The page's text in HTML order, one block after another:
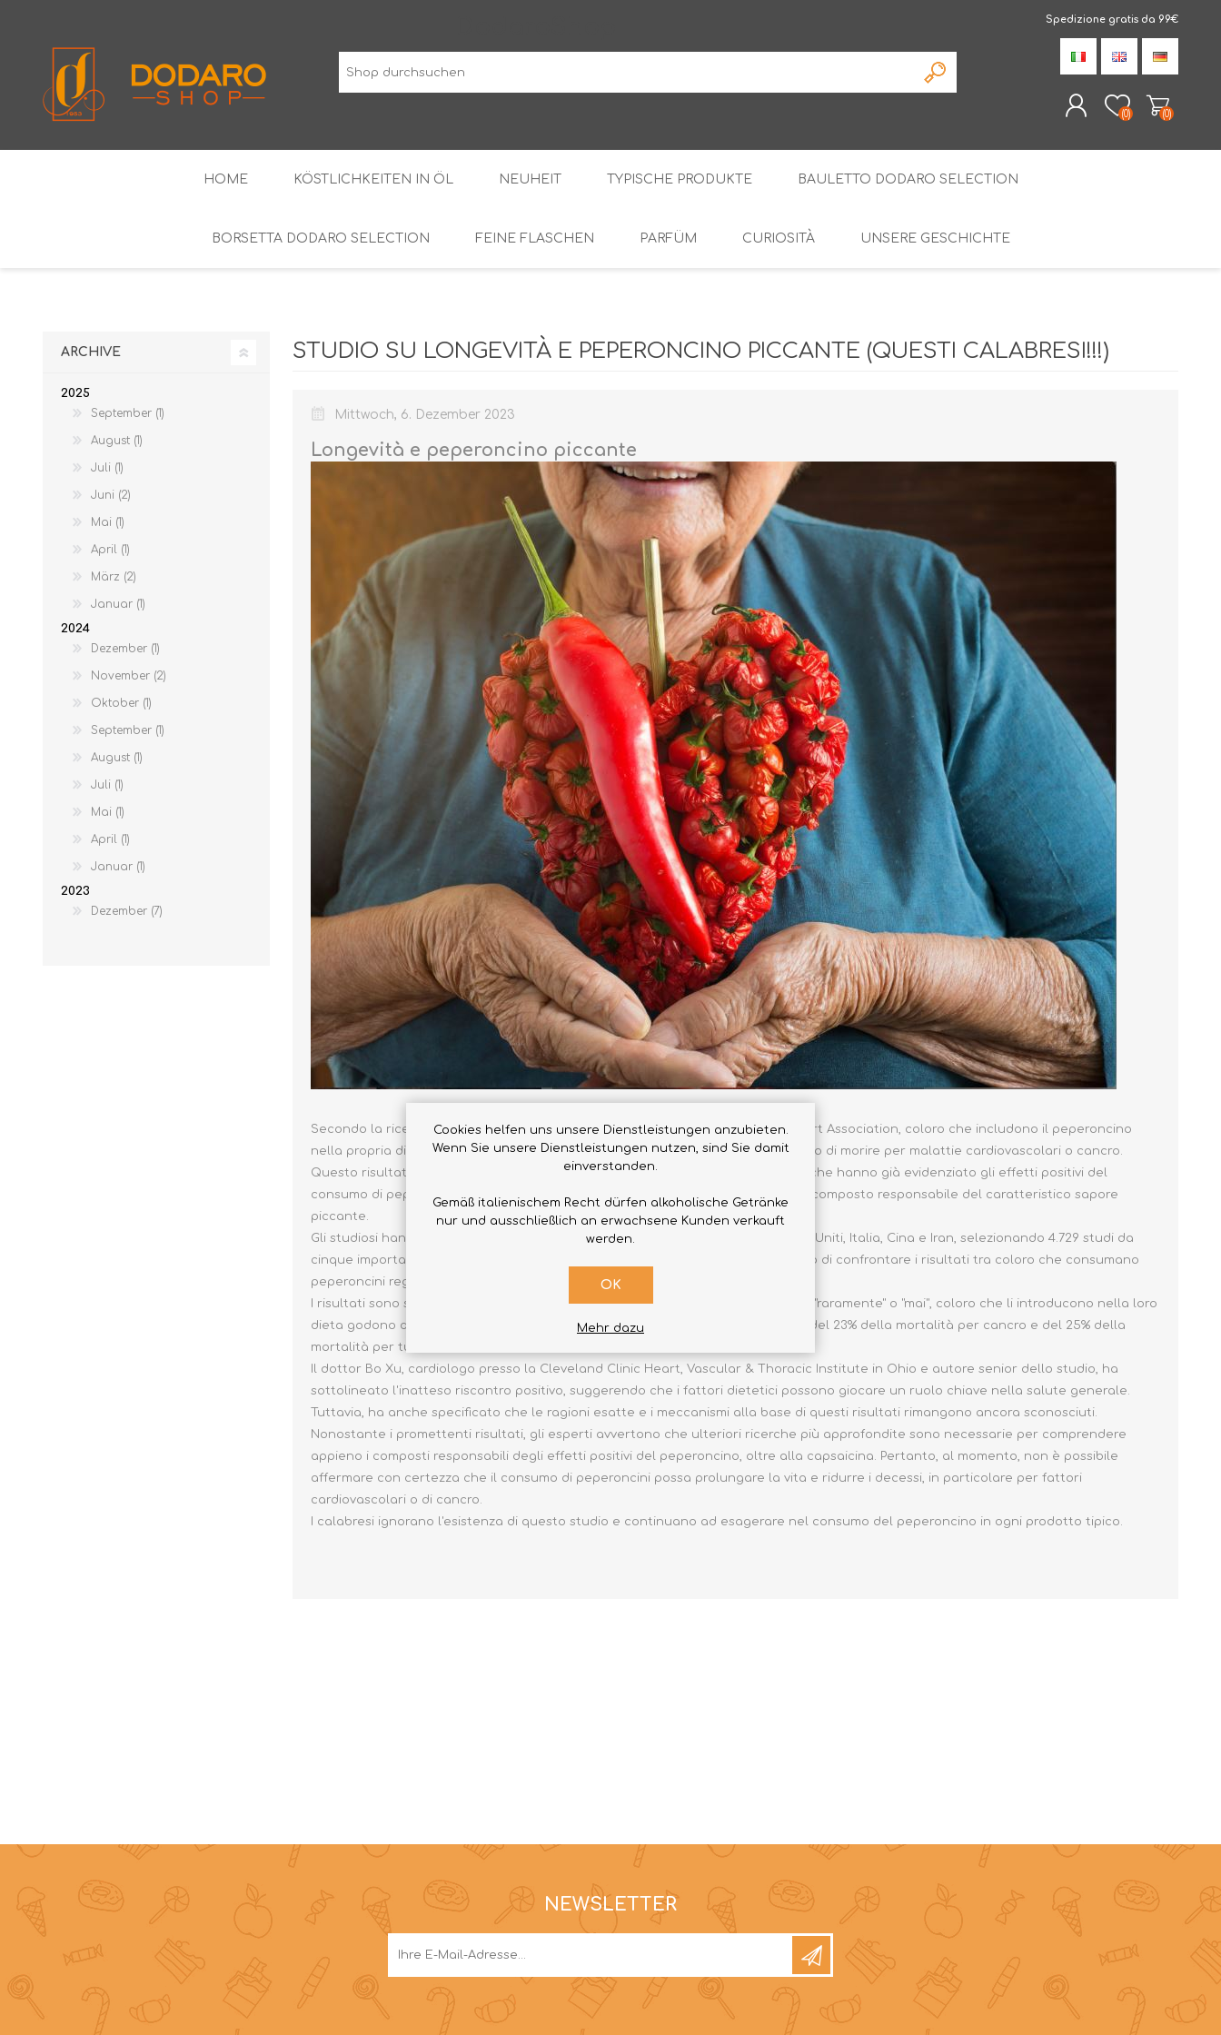
Spedizione gratis da 99€
REGISTRIERUNG
(0) (0)
HOME KÖSTLICHKEITEN IN ÖL NEUHEIT TYPISCHE PRODUKTE
MARMELADEN HONIG
BAULETTO DODARO SELECTION
BORSETTA DODARO SELECTION FEINE FLASCHEN PARFÜM CURIOSITÀ UNSERE GESCHICHTE
STUDIO SU LONGEVITÀ E PEPERONCINO PICCANTE (QUESTI CALABRESI!!!)
Mittwoch, 6. Dezember 2023
Longevità e peperoncino piccante
Secondo la ricerca, presentata alle sessioni scientifiche 2020 dell'American Heart Association, coloro che includono il peperoncino
nella propria dieta potrebbero beneficiare di un rischio significativamente ridotto di morire per malattie cardiovascolari o cancro.
Questo risultato non è del tutto sorprendente, considerando studi precedenti che hanno già evidenziato gli effetti positivi del
consumo di peperoncini, attribuiti principalmente alla presenza di capsaicina, il composto responsabile del caratteristico sapore
piccante.
Gli studiosi hanno condotto un'analisi su 570.000 persone provenienti dagli Stati Uniti, Italia, Cina e Iran, selezionando 4.729 studi da
cinque importanti database sanitari globali. Questo approccio ha permesso loro di confrontare i risultati tra coloro che consumano
peperoncini regolarmente e coloro che lo fanno raramente o mai.
I risultati sono stati sorprendenti: rispetto a coloro che consumano peperoncini "raramente" o "mai", coloro che li introducono nella loro
dieta godono di una riduzione relativa del 26% della mortalità cardiovascolare, del 23% della mortalità per cancro e del 25% della
mortalità per tutte le cause.
Il dottor Bo Xu, cardiologo presso la Cleveland Clinic Heart, Vascular & Thoracic Institute in Ohio e autore senior dello studio, ha
sottolineato l'inatteso riscontro positivo, suggerendo che i fattori dietetici possono giocare un ruolo chiave nella salute generale.
Tuttavia, ha anche specificato che le ragioni esatte e i meccanismi alla base di questi risultati rimangono ancora sconosciuti.
Nonostante i promettenti risultati, gli esperti avvertono che ulteriori ricerche più approfondite sono necessarie per comprendere
appieno i composti responsabili degli effetti positivi del peperoncino, oltre alla capsaicina. Pertanto, al momento, non è possibile
affermare con certezza che il consumo di peperoncini possa prolungare la vita e ridurre i decessi, in particolare per fattori
cardiovascolari o di cancro.
I calabresi ignorano l'esistenza di questo studio e continuano ad esagerare nel consumo del peperoncino in ogni prodotto tipico.
ARCHIVE
2025
September (1)
August (1)
Juli (1)
Juni (2)
Mai (1)
April (1)
März (2)
Januar (1)
2024
Dezember (1)
November (2)
Oktober (1)
September (1)
August (1)
Juli (1)
Mai (1)
April (1)
Januar (1)
2023
Dezember (7)
NEWSLETTER
Cookies helfen uns unsere Dienstleistungen anzubieten.
Wenn Sie unsere Dienstleistungen nutzen, sind Sie damit
einverstanden.
Gemäß italienischem Recht dürfen alkoholische Getränke
nur und ausschließlich an erwachsene Kunden verkauft
werden.
OK
Mehr dazu